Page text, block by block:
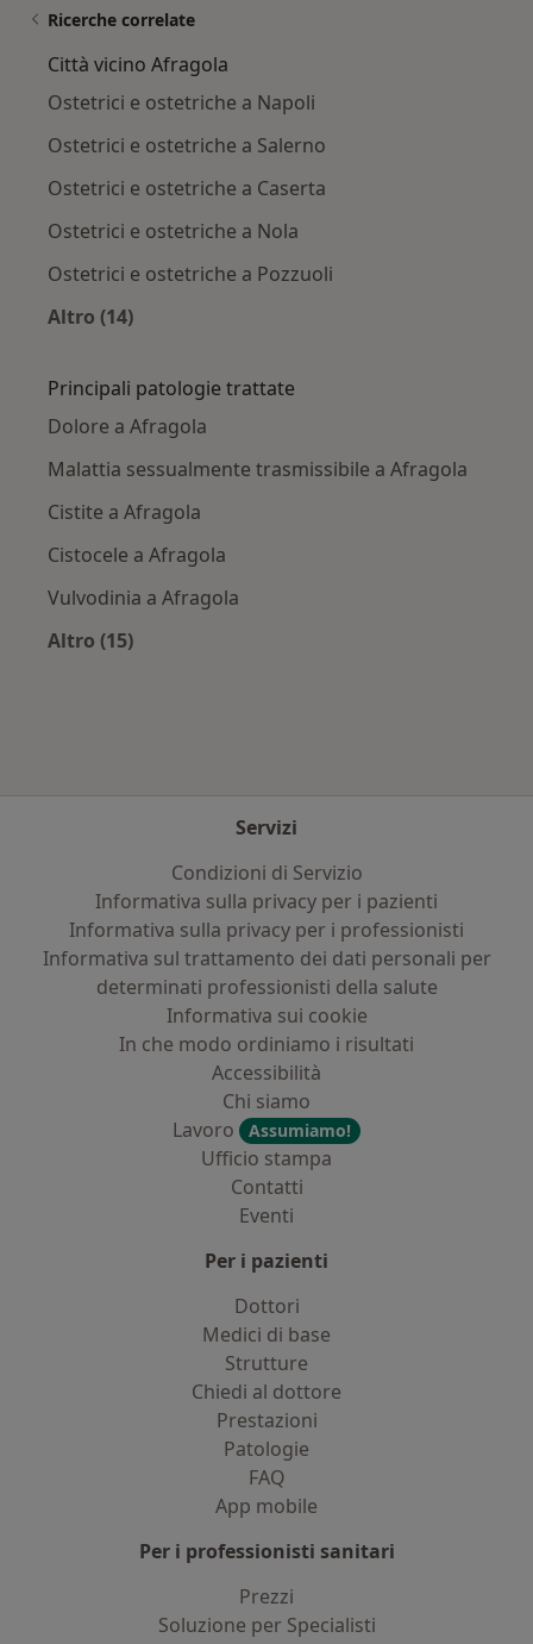
Ricerche correlate
Città vicino Afragola
Ostetrici e ostetriche a Napoli
Ostetrici e ostetriche a Salerno
Ostetrici e ostetriche a Caserta
Ostetrici e ostetriche a Nola
Ostetrici e ostetriche a Pozzuoli
Altro (14)
Principali patologie trattate
Dolore a Afragola
Malattia sessualmente trasmissibile a Afragola
Cistite a Afragola
Cistocele a Afragola
Vulvodinia a Afragola
Altro (15)
Servizi
Condizioni di Servizio
Informativa sulla privacy per i pazienti
Informativa sulla privacy per i professionisti
Informativa sul trattamento dei dati personali per
determinati professionisti della salute
Informativa sui cookie
In che modo ordiniamo i risultati
Accessibilità
Chi siamo
Lavoro
Assumiamo!
Ufficio stampa
Contatti
Eventi
Per i pazienti
Dottori
Medici di base
Strutture
Chiedi al dottore
Prestazioni
Patologie
FAQ
App mobile
Per i professionisti sanitari
Prezzi
Soluzione per Specialisti